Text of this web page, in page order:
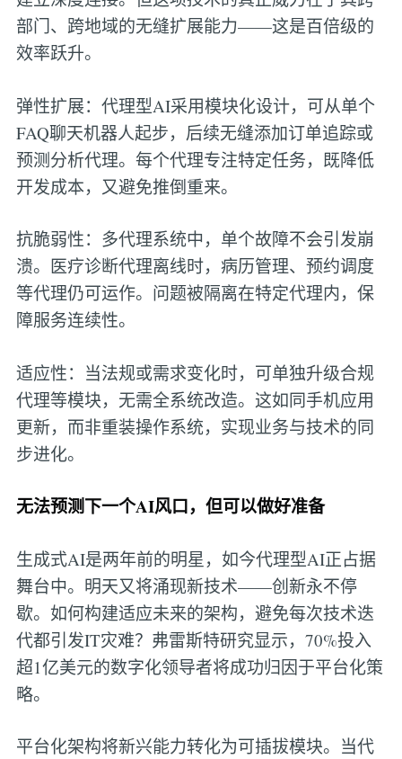
部门、跨地域的无缝扩展能力——这是百倍级的
效率跃升。
弹性扩展：代理型AI采用模块化设计，可从单个
FAQ聊天机器人起步，后续无缝添加订单追踪或
预测分析代理。每个代理专注特定任务，既降低
开发成本，又避免推倒重来。
抗脆弱性：多代理系统中，单个故障不会引发崩
溃。医疗诊断代理离线时，病历管理、预约调度
等代理仍可运作。问题被隔离在特定代理内，保
障服务连续性。
适应性：当法规或需求变化时，可单独升级合规
代理等模块，无需全系统改造。这如同手机应用
更新，而非重装操作系统，实现业务与技术的同
步进化。
无法预测下一个AI风口，但可以做好准备
生成式AI是两年前的明星，如今代理型AI正占据
舞台中。明天又将涌现新技术——创新永不停
歇。如何构建适应未来的架构，避免每次技术迭
代都引发IT灾难？弗雷斯特研究显示，70%投入
超1亿美元的数字化领导者将成功归因于平台化策
略。
平台化架构将新兴能力转化为可插拔模块。当代